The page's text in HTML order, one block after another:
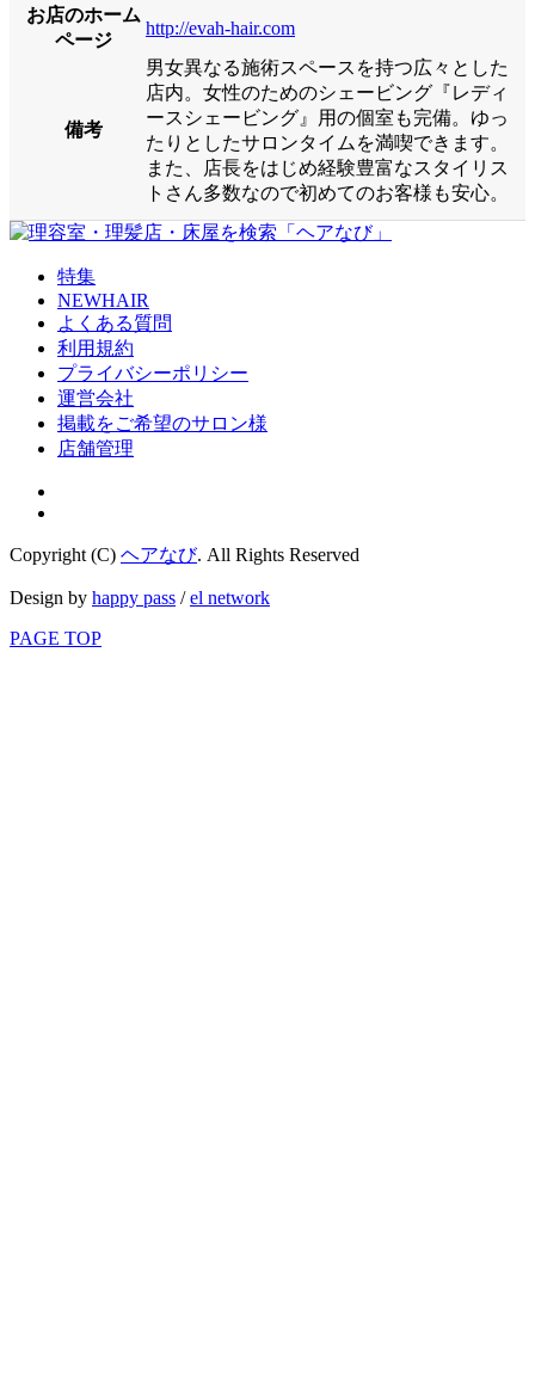
お店のホーム
ページ
http://evah-hair.com
備考
男女異なる施術スペースを持つ広々とした
店内。女性のためのシェービング『レディ
ースシェービング』用の個室も完備。ゆっ
たりとしたサロンタイムを満喫できます。
また、店長をはじめ経験豊富なスタイリス
トさん多数なので初めてのお客様も安心。
特集
NEWHAIR
よくある質問
利用規約
プライバシーポリシー
運営会社
掲載をご希望のサロン様
店舗管理
Copyright (C) ヘアなび. All Rights Reserved
Design by happy pass /el network
PAGE TOP